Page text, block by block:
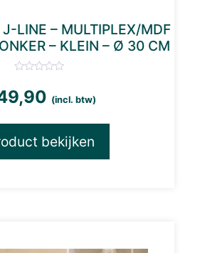
LINE – MULTIPLEX/MDF
– KLEIN – Ø 30 CM
(incl. btw)
bekijken